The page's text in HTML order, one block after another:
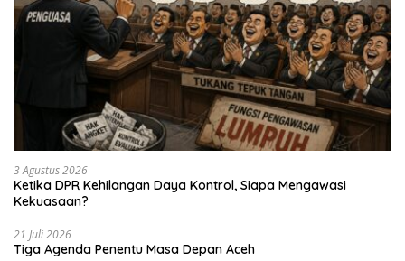
3 Agustus 2026
Ketika DPR Kehilangan Daya Kontrol, Siapa Mengawasi
Kekuasaan?
21 Juli 2026
Tiga Agenda Penentu Masa Depan Aceh